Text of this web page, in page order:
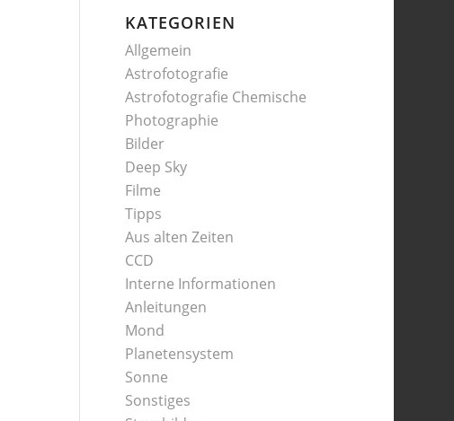
KATEGORIEN
Allgemein
Astrofotografie
Astrofotografie Chemische
Photographie
Bilder
Deep Sky
Filme
Tipps
Aus alten Zeiten
CCD
Interne Informationen
Anleitungen
Mond
Planetensystem
Sonne
Sonstiges